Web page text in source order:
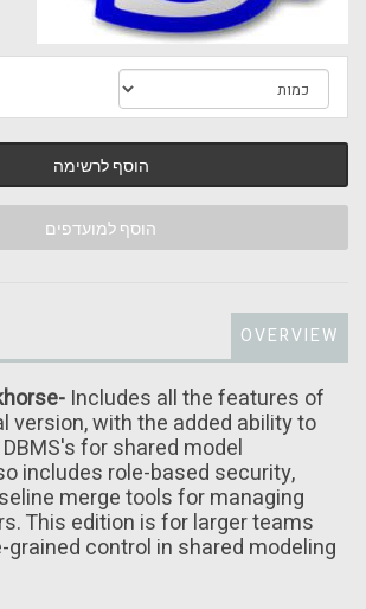
הוסף לרשימה
הוסף למועדפים
OVERVIEW
Includes all the features of
version, with the added ability to
for shared model
includes role-based security,
merge tools for managing
This edition is for larger teams
control in shared modeling